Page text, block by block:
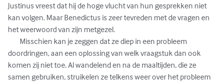
Justinus vreest dat hij de hoge vlucht van hun gesprekken niet
kan volgen. Maar Benedictus is zeer tevreden met de vragen en
het weerwoord van zijn metgezel.
doordringen, aan een oplossing van welk vraagstuk dan ook
komen zij niet toe. Al wandelend en na de maaltijden, die ze
samen gebruiken, struikelen ze telkens weer over het probleem